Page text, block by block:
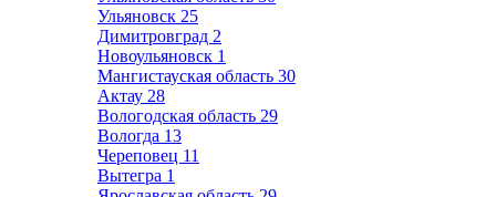
Ульяновск 25
Димитровград 2
Новоульяновск 1
Мангистауская область 30
Актау 28
Вологодская область 29
Вологда 13
Череповец 11
Вытегра 1